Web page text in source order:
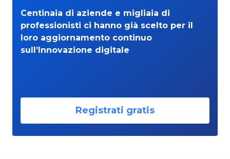
Centinaia di aziende e migliaia di
professionisti ci hanno già scelto per il
loro aggiornamento continuo
sull’Innovazione digitale
Registrati gratis